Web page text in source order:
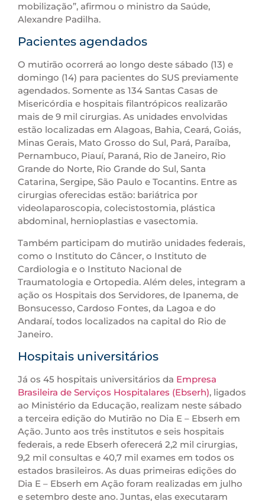
mobilização”, afirmou o ministro da Saúde,
Alexandre Padilha.
Pacientes agendados
O mutirão ocorrerá ao longo deste sábado (13) e
domingo (14) para pacientes do SUS previamente
agendados. Somente as 134 Santas Casas de
Misericórdia e hospitais filantrópicos realizarão
mais de 9 mil cirurgias. As unidades envolvidas
estão localizadas em Alagoas, Bahia, Ceará, Goiás,
Minas Gerais, Mato Grosso do Sul, Pará, Paraíba,
Pernambuco, Piauí, Paraná, Rio de Janeiro, Rio
Grande do Norte, Rio Grande do Sul, Santa
Catarina, Sergipe, São Paulo e Tocantins. Entre as
cirurgias oferecidas estão: bariátrica por
videolaparoscopia, colecistostomia, plástica
abdominal, hernioplastias e vasectomia.
Também participam do mutirão unidades federais,
como o Instituto do Câncer, o Instituto de
Cardiologia e o Instituto Nacional de
Traumatologia e Ortopedia. Além deles, integram a
ação os Hospitais dos Servidores, de Ipanema, de
Bonsucesso, Cardoso Fontes, da Lagoa e do
Andaraí, todos localizados na capital do Rio de
Janeiro.
Hospitais universitários
Já os 45 hospitais universitários da Empresa
Brasileira de Serviços Hospitalares (Ebserh), ligados
ao Ministério da Educação, realizam neste sábado
a terceira edição do Mutirão no Dia E – Ebserh em
Ação. Junto aos três institutos e seis hospitais
federais, a rede Ebserh oferecerá 2,2 mil cirurgias,
9,2 mil consultas e 40,7 mil exames em todos os
estados brasileiros. As duas primeiras edições do
Dia E – Ebserh em Ação foram realizadas em julho
e setembro deste ano. Juntas, elas executaram